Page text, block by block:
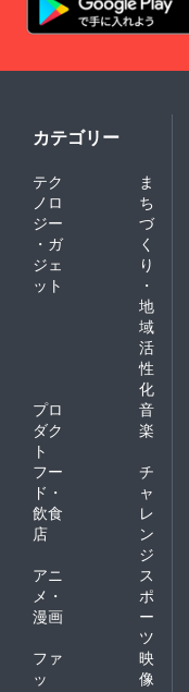
カテゴリー
テク
ノロ
ジー
・ガ
ジェ
ット
ま
ち
づ
く
り
・
地
域
活
性
化
プロ
ダク
ト
音
楽
フー
ド・
飲食
店
チ
ャ
レ
ン
ジ
アニ
メ・
漫画
ス
ポ
ー
ツ
ファ
ッ
映
像